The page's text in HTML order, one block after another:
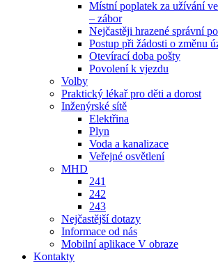
Místní poplatek za užívání
– zábor
Nejčastěji hrazené správní
Postup při žádosti o změnu
Otevírací doba pošty
Povolení k vjezdu
Volby
Praktický lékař pro děti a dorost
Inženýrské sítě
Elektřina
Plyn
Voda a kanalizace
Veřejné osvětlení
MHD
241
242
243
Nejčastější dotazy
Informace od nás
Mobilní aplikace V obraze
Kontakty